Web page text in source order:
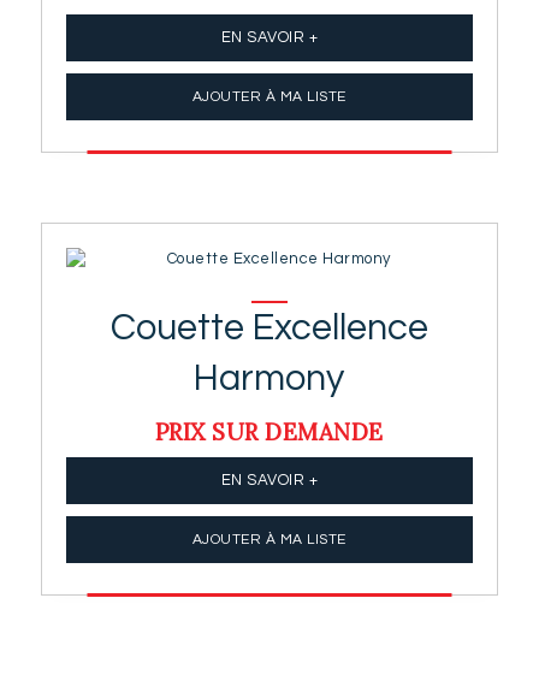
EN SAVOIR +
AJOUTER À MA LISTE
Couette Excellence
Harmony
PRIX SUR DEMANDE
EN SAVOIR +
AJOUTER À MA LISTE